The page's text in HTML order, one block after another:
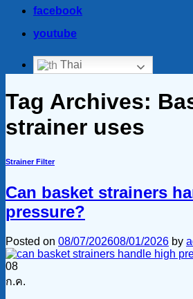
facebook
youtube
Thai
Tag Archives:
strainer uses
Strainer Filter
Can basket strainers
pressure?
Posted on 08/07/202608/01/2026 by
08
ก.ค.